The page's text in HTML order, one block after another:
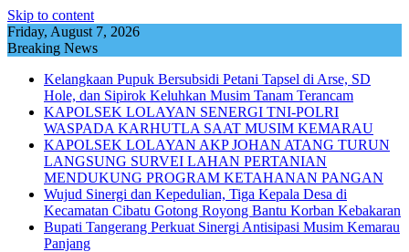
Skip to content
Friday, August 7, 2026
Breaking News
Kelangkaan Pupuk Bersubsidi Petani Tapsel di Arse, SD
Hole, dan Sipirok Keluhkan Musim Tanam Terancam
KAPOLSEK LOLAYAN SENERGI TNI-POLRI
WASPADA KARHUTLA SAAT MUSIM KEMARAU
KAPOLSEK LOLAYAN AKP JOHAN ATANG TURUN
LANGSUNG SURVEI LAHAN PERTANIAN
MENDUKUNG PROGRAM KETAHANAN PANGAN
Wujud Sinergi dan Kepedulian, Tiga Kepala Desa di
Kecamatan Cibatu Gotong Royong Bantu Korban Kebakaran
Bupati Tangerang Perkuat Sinergi Antisipasi Musim Kemarau
Panjang